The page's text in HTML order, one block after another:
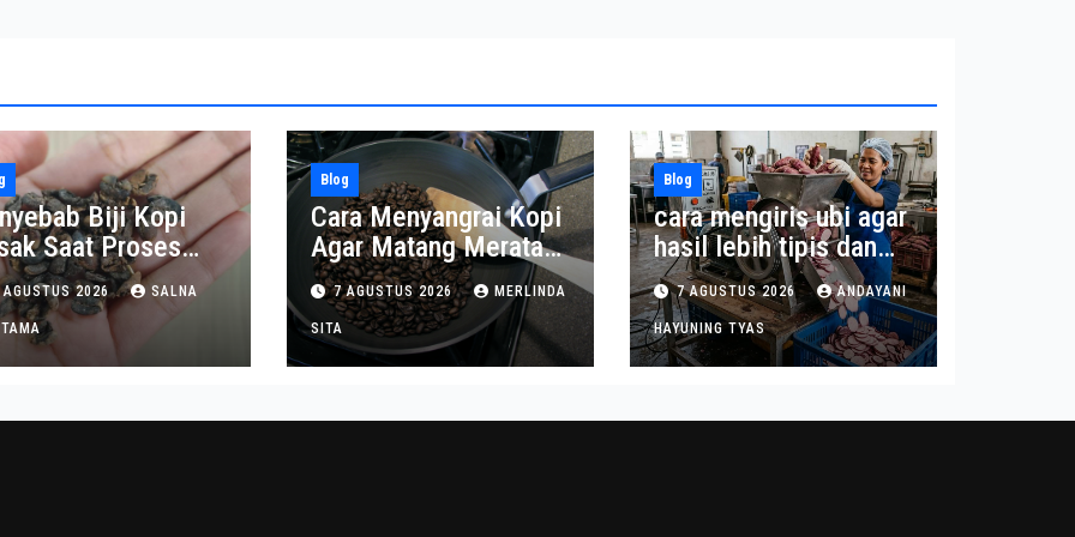
Biji Kopi
Saat Proses
AGUSTUS 2026 SALNA
Blog
Cara Menyangrai Kopi
Agar Matang Merata
dan Tahan Lama
7 AGUSTUS 2026 MERLINDA
SITA
Blog
cara mengiris ubi agar
hasil lebih tipis dan
seragam
7 AGUSTUS 2026 ANDAYANI
HAYUNING TYAS